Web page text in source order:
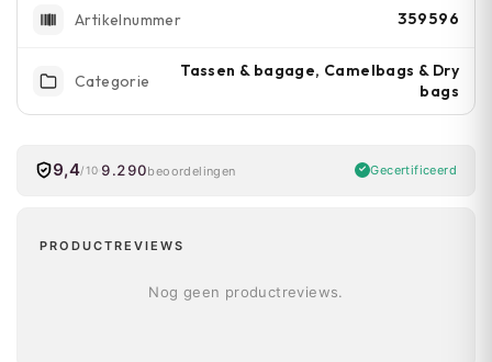
Artikelnummer 359596
Categorie
Tassen & bagage, Camelbags & Dry
bags
9,4/10 9.290beoordelingen Gecertificeerd
PRODUCTREVIEWS
Nog geen productreviews.